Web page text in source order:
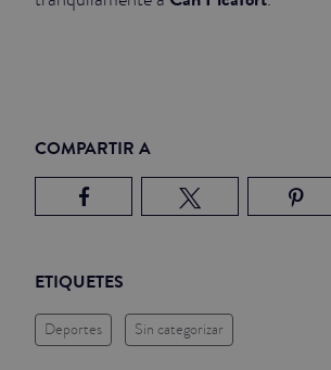
COMPARTIR A
ETIQUETES
Deportes Sin categorizar